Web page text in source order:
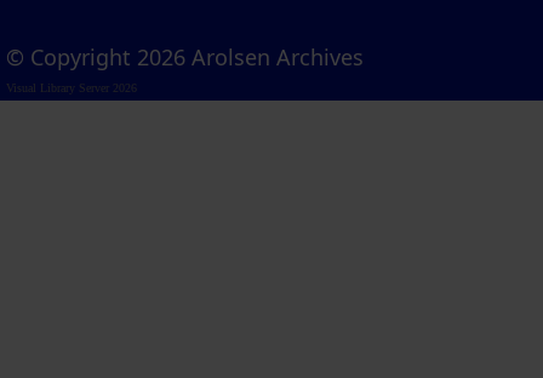
© Copyright 2026 Arolsen Archives
Visual Library Server 2026